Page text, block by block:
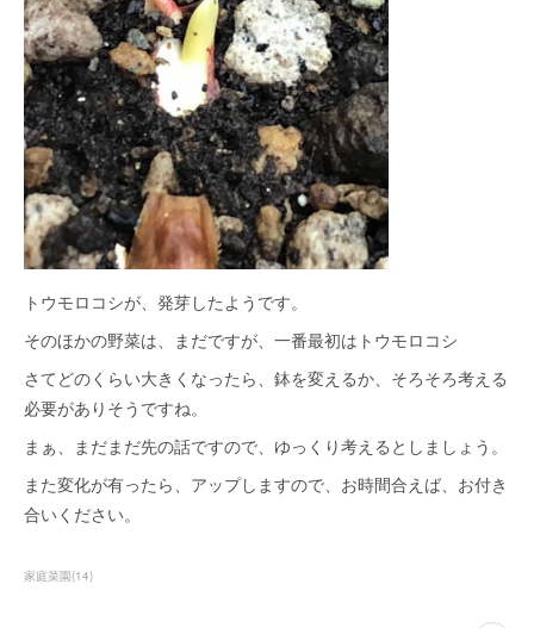
トウモロコシが、発芽したようです。
そのほかの野菜は、まだですが、一番最初はトウモロコシ
さてどのくらい大きくなったら、鉢を変えるか、そろそろ考える
必要がありそうですね。
まぁ、まだまだ先の話ですので、ゆっくり考えるとしましょう。
また変化が有ったら、アップしますので、お時間合えば、お付き
合いください。
家庭菜園(14)